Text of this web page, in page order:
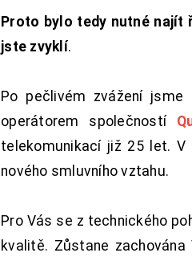
Proto bylo tedy nutné najít
jste zvyklí.
Po pečlivém zvážení
operátorem společností
telekomunikací již 25 let.
nového smluvního vztahu.
Pro Vás se z technického
kvalitě. Zůstane